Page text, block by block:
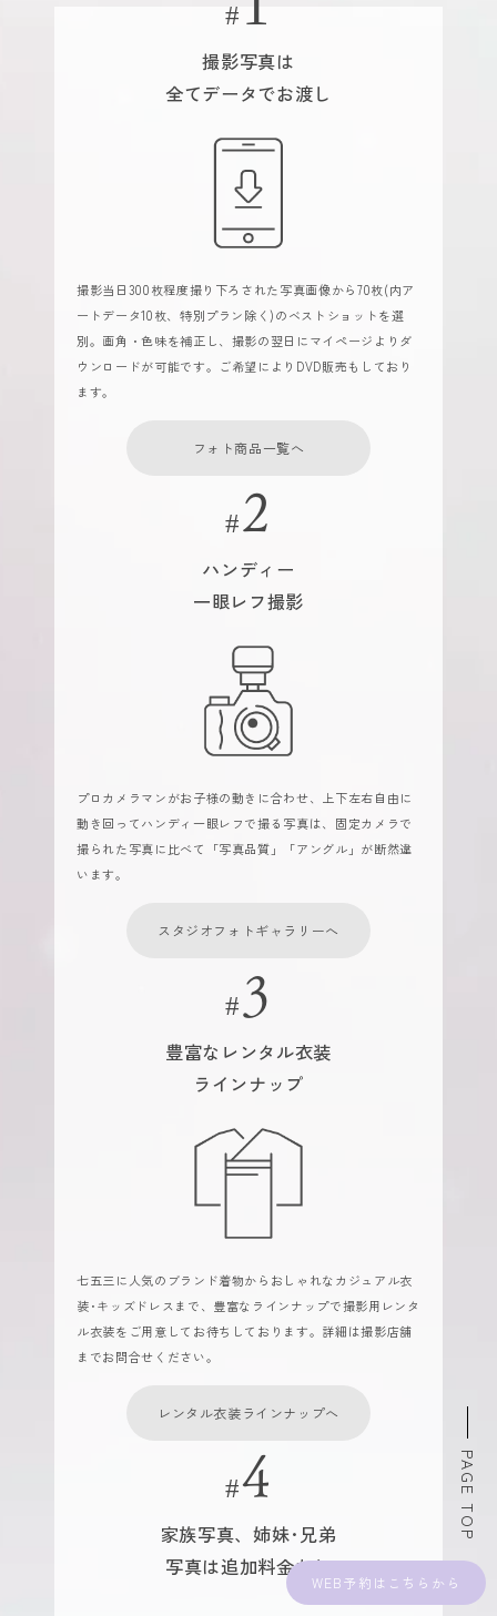
WEB予約
撮影写真は
全てデータでお渡し
撮影当日300枚程度撮り下ろされた写真画像から70枚(内ア
ートデータ10枚、特別プラン除く)のベストショットを選
別。画角・色味を補正し、撮影の翌日にマイページよりダ
ウンロードが可能です。ご希望によりDVD販売もしており
ます。
フォト商品一覧へ
ハンディー
一眼レフ撮影
プロカメラマンがお子様の動きに合わせ、上下左右自由に
動き回ってハンディ一眼レフで撮る写真は、固定カメラで
撮られた写真に比べて「写真品質」「アングル」が断然違
います。
スタジオフォトギャラリーへ
豊富なレンタル衣装
ラインナップ
七五三に人気のブランド着物からおしゃれなカジュアル衣
装･キッズドレスまで、豊富なラインナップで撮影用レンタ
ル衣装をご用意してお待ちしております。詳細は撮影店舗
までお問合せください。
レンタル衣装ラインナップへ
家族写真、姉妹･兄弟
写真は追加料金なし
PAGE TOP